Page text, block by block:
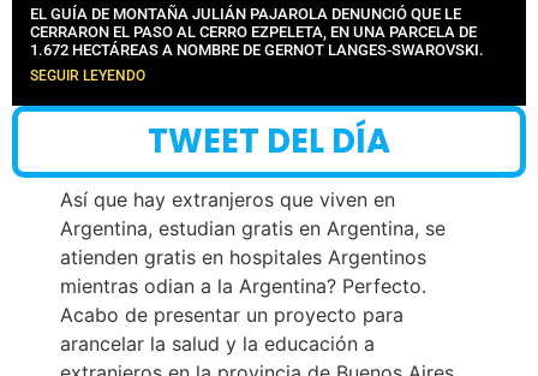
EL GUÍA DE MONTAÑA JULIÁN PAJAROLA DENUNCIÓ QUE LE
CERRARON EL PASO AL CERRO EZPELETA, EN UNA PARCELA DE
1.672 HECTÁREAS A NOMBRE DE GERNOT LANGES-SWAROVSKI.
SEGUIR LEYENDO
TWEET DEL DÍA
Así que hay extranjeros que viven en
Argentina, estudian gratis en Argentina, se
atienden gratis en hospitales Argentinos
mientras odian a la Argentina? Perfecto.
Acabo de presentar un proyecto para
arancelar la salud y la educación a